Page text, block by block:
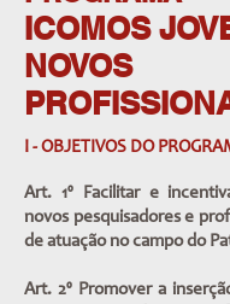
ICOMOS
NOVOS
I - OBJETIVOS DO
Art. 1º Facilitar e
novos pesquisadores e
de atuação no campo do
Art. 2º Promover a